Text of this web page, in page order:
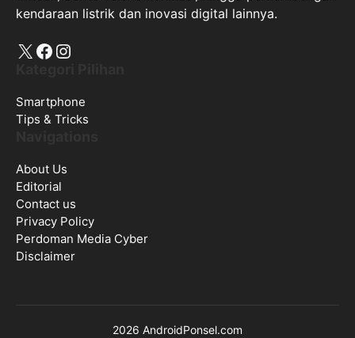
kendaraan listrik dan inovasi digital lainnya.
X Facebook
Instagram
Smartphone
Tips & Tricks
About Us
Editorial
Contact us
Privacy Policy
Perdoman Media Cyber
Disclaimer
2026 AndroidPonsel.com